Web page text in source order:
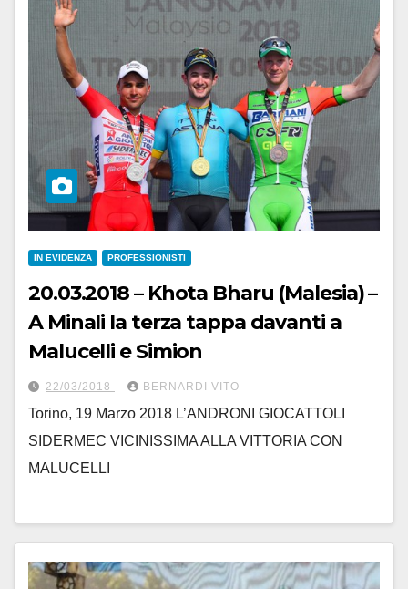
IN EVIDENZA PROFESSIONISTI
20.03.2018 – Khota Bharu (Malesia) –
A Minali la terza tappa davanti a
Malucelli e Simion
22/03/2018 BERNARDI VITO
Torino, 19 Marzo 2018 L’ANDRONI GIOCATTOLI
SIDERMEC VICINISSIMA ALLA VITTORIA CON
MALUCELLI